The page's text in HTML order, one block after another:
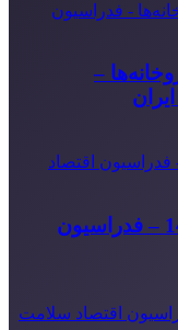
–
جشنواره امین‌الضرب 1402 – فدراسیون